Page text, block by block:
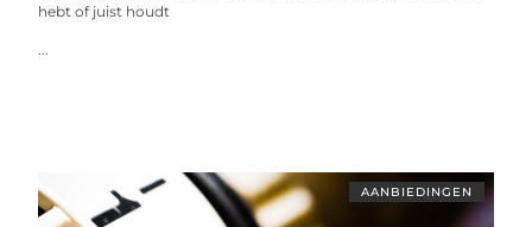
hebt of juist houdt
AANBIEDINGEN